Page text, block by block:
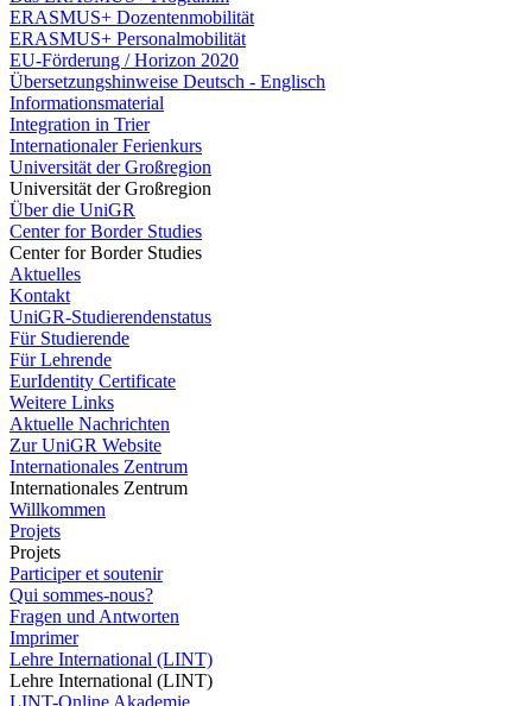
ERASMUS+ Dozentenmobilität
ERASMUS+ Personalmobilität
EU-Förderung / Horizon 2020
Übersetzungshinweise Deutsch - Englisch
Informationsmaterial
Integration in Trier
Internationaler Ferienkurs
Universität der Großregion
Universität der Großregion
Über die UniGR
Center for Border Studies
Center for Border Studies
Aktuelles
Kontakt
UniGR-Studierendenstatus
Für Studierende
Für Lehrende
EurIdentity Certificate
Weitere Links
Aktuelle Nachrichten
Zur UniGR Website
Internationales Zentrum
Internationales Zentrum
Willkommen
Projets
Projets
Participer et soutenir
Qui sommes-nous?
Fragen und Antworten
Imprimer
Lehre International (LINT)
Lehre International (LINT)
LINT-Online Akademie